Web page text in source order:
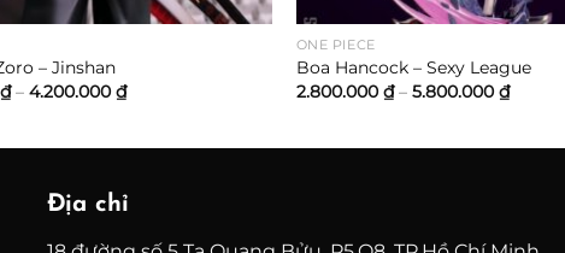
– Jinshan
₫ – 4.200.000₫Khoảng
ONE PIECE
Boa Hancock – Sexy League
2.800.000₫ – 5.800.000₫Khoảng
Địa chỉ